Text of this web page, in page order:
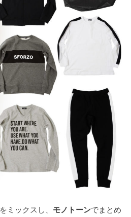
をミックスし、 モノトーンでまとめ